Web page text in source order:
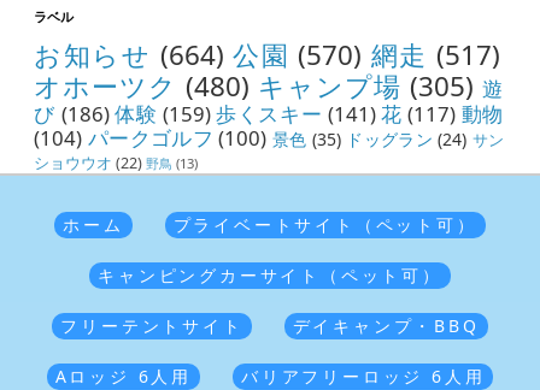
ラベル
お知らせ (664) 公園 (570) 網走 (517)
オホーツク (480) キャンプ場 (305) 遊
び (186)体験 (159)歩くスキー (141)花 (117) 動物
(104) パークゴルフ (100) 景色 (35) ドッグラン (24) サン
ショウウオ (22) 野鳥 (13)
ホーム プライベートサイト（ペット可）
キャンピングカーサイト（ペット可）
フリーテントサイト デイキャンプ・BBQ
Aロッジ 6人用 バリアフリーロッジ 6人用